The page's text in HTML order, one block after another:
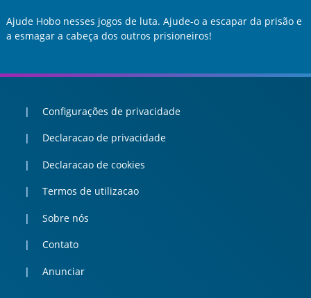
Ajude Hobo nesses jogos de luta. Ajude-o a escapar da prisão e
a esmagar a cabeça dos outros prisioneiros!
Configurações de privacidade
Declaracao de privacidade
Declaracao de cookies
Termos de utilizacao
Sobre nós
Contato
Anunciar